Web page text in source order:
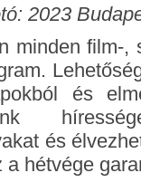
2023
minden film-,
és
és
a hétvége